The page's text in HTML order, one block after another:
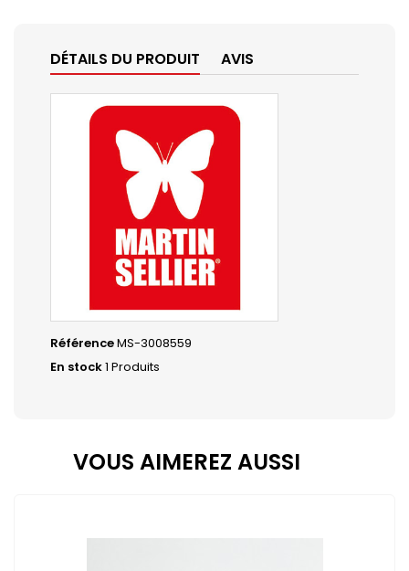
DÉTAILS DU PRODUIT AVIS
RéférenceMS-3008559
En stock1 Produits
VOUS AIMEREZ AUSSI